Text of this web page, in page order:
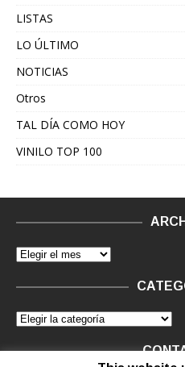
LISTAS
LO ÚLTIMO
NOTICIAS
Otros
TAL DÍA COMO HOY
VINILO TOP 100